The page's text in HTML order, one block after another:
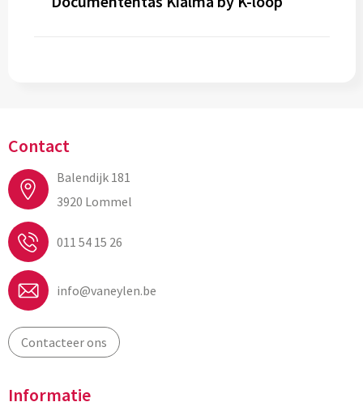
Contact
Balendijk 181
3920 Lommel
011 54 15 26
info@vaneylen.be
Contacteer ons
Informatie